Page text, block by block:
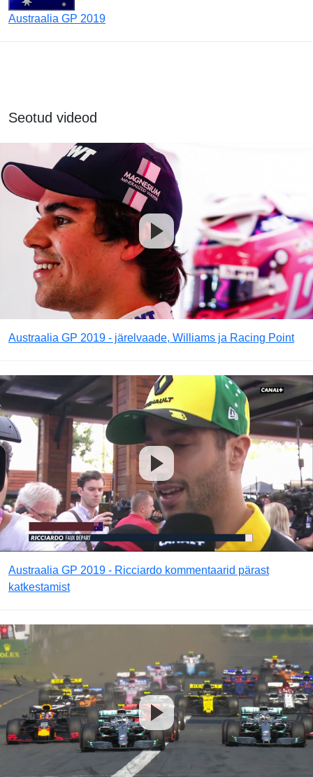
Austraalia GP 2019
Seotud videod
Austraalia GP 2019 - järelvaade, Williams ja Racing Point
Austraalia GP 2019 - Ricciardo kommentaarid pärast
katkestamist